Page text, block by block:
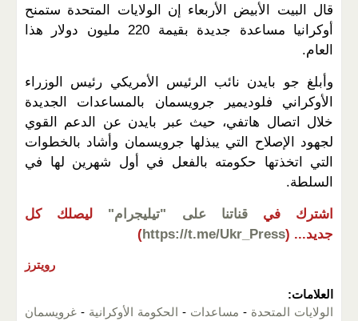
قال البيت الأبيض الأربعاء إن الولايات المتحدة ستمنح
أوكرانيا مساعدة جديدة بقيمة 220 مليون دولار هذا
العام.
وأبلغ جو بايدن نائب الرئيس الأمريكي رئيس الوزراء
الأوكراني فلوديمير جرويسمان بالمساعدات الجديدة
خلال اتصال هاتفي، حيث عبر بايدن عن الدعم القوي
لجهود الإصلاح التي يبذلها جرويسمان وأشاد بالخطوات
التي اتخذتها حكومته بالفعل في أول شهرين لها في
السلطة.
اشترك في قناتنا على "تيليجرام"
ليصلك كل
جديد... (
https://t.me/Ukr_Press
)
رويترز
العلامات:
الولايات المتحدة - مساعدات - الحكومة الأوكرانية - غرويسمان